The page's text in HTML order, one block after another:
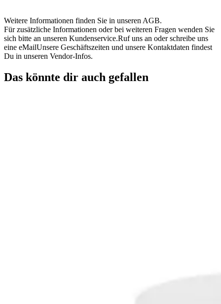
Weitere Informationen finden Sie in unseren AGB.
Für zusätzliche Informationen oder bei weiteren Fragen wenden Sie
sich bitte an unseren Kundenservice.Ruf uns an oder schreibe uns
eine eMailUnsere Geschäftszeiten und unsere Kontaktdaten findest
Du in unseren Vendor-Infos.
Das könnte dir auch gefallen